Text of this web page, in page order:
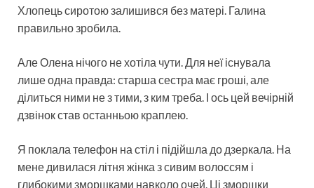
Хлопець сиротою залишився без матері. Галина
правильно зробила.
Але Олена нічого не хотіла чути. Для неї існувала
лише одна правда: старша сестра має гроші, але
ділиться ними не з тими, з ким треба. І ось цей вечірній
дзвінок став останньою краплею.
Я поклала телефон на стіл і підійшла до дзеркала. На
мене дивилася літня жінка з сивим волоссям і
глибокими зморшками навколо очей. Ці зморшки